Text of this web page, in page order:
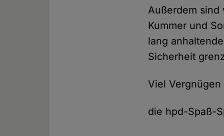
Außerdem sind
Kummer und
lang
Sicherheit
Viel Vergnügen
die hpd-Spaß-